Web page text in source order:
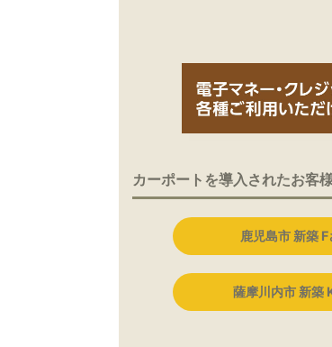
カーポートを導入されたお客
鹿児島市 新築
薩摩川内市 新築